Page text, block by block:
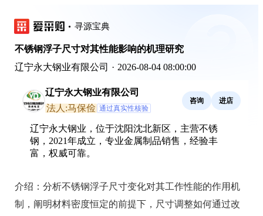
寻源宝典
不锈钢浮子尺寸对其性能影响的机理研究
辽宁永大钢业有限公司 · 2026-08-04 08:00:00
辽宁永大钢业有限公司
法人:马保俭 通过真实性核验
咨询 进店
辽宁永大钢业，位于沈阳沈北新区，主营不锈
钢，2021年成立，专业金属制品销售，经验丰
富，权威可靠。
介绍： 分析不锈钢浮子尺寸变化对其工作性能的作用机
制，阐明材料密度恒定的前提下，尺寸调整如何通过改